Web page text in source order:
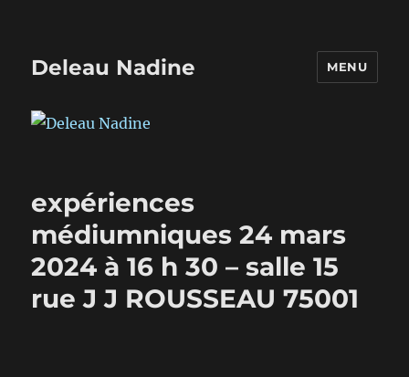
Deleau Nadine MENU
expériences
médiumniques 24 mars
2024 à 16 h 30 – salle 15
rue J J ROUSSEAU 75001